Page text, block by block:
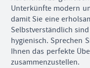
Unterkünfte modern
damit Sie eine
Selbstverständlich
hygienisch. Sprechen
Ihnen das perfekte
zusammenzustellen.